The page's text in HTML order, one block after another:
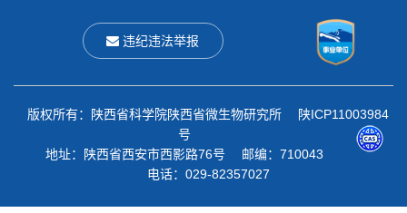
违纪违法举报
版权所有：陕西省科学院陕西省微生物研究所 陕ICP11003984
号
地址：陕西省西安市西影路76号 邮编：710043
电话：029-82357027